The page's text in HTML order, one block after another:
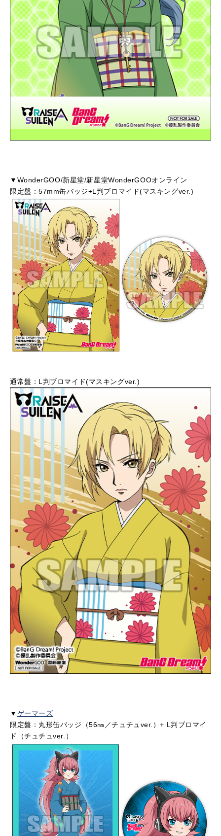
▼WonderGOO/新星堂/新星堂WonderGOOオンライン
限定盤：57mm缶バッジ+L判ブロマイド(マスキングver.)
通常盤：L判ブロマイド(マスキングver.)
▼ ゲーマーズ
限定盤：丸形缶バッジ（56㎜／チュチュver.）+ L判ブロマイ
ド（チュチュver.）